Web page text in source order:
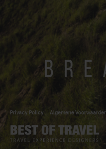
Privacy Policy Algemene